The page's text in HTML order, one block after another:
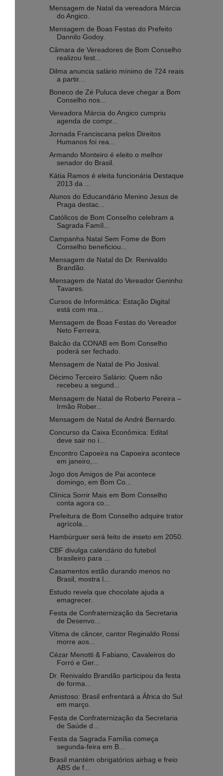
Mensagem de Natal da vereadora Márcia
do Angico.
Mensagem de Boas Festas do Prefeito
Dannilo Godoy.
Câmara de Vereadores de Bom Conselho
realizou fest...
Dilma anuncia salário mínimo de 724 reais
a partir...
Boneco de Zé Puluca deve chegar a Bom
Conselho nos...
Vereadora Márcia do Angico cumpriu
agenda de compr...
Jornada Franciscana pelos Direitos
Humanos foi rea...
Armando Monteiro é eleito o melhor
senador do Brasil.
Kátia Ramos é eleita funcionária Destaque
2013 da ...
Alunos do Educandário Menino Jesus de
Praga destac...
Católicos de Bom Conselho celebram a
Sagrada Famíl...
Campanha Natal Sem Fome de Bom
Conselho beneficiou...
Mensagem de Natal do Dr. Renivaldo
Brandão.
Mensagem de Natal do Vereador Geninho
Tavares.
Cursos de Informática: Estação Digital
está com ma...
Mensagem de Boas Festas do Vereador
Neto Ferreira.
Balcão da CONAB em Bom Conselho
poderá ser fechado.
Mensagem de Natal de Pio Josival.
Décimo Terceiro Salário: Quem não
recebeu a segund...
Mensagem de Natal de Roberto Pereira –
Irmão Rober...
Mensagem de Natal de André Bernardo.
Concurso da Caixa Econômica: Edital
deve sair no i...
Encontro Capoeira na Capoeira acontece
em janeiro,...
Jogo dos Amigos de Pai acontece
domingo, em Bom Co...
Clínica Sorrir Mais em Bom Conselho
conta agora co...
Prefeitura de Bom Conselho adquire trator
agrícola...
Hambúrguer será feito de inseto em 2050.
CBF divulga calendário do futebol
brasileiro para ...
Casamentos estão durando menos no
Brasil, mostra l...
Estudo revela que chocolate ajuda a
emagrecer.
Festa de Confraternização da Secretaria
de Desenvo...
Vítima de câncer, cantor Reginaldo Rossi
morre aos...
Cézar Menotti & Fabiano, Cavaleiros do
Forró e Ger...
Dr. Renivaldo Brandão participou da festa
de forma...
Amistoso: Brasil enfrentará a África do Sul
em março.
Festa de Confraternização da Secretaria
de Saúde d...
Festa da Sagrada Família começa
segunda-feira em B...
Brasil mantém obrigatórios airbag e freio
ABS de f...